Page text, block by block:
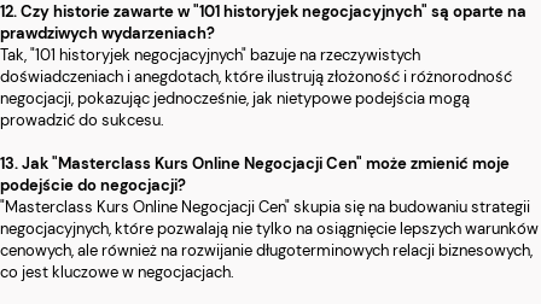
12. Czy historie zawarte w "101 historyjek negocjacyjnych" są oparte na
prawdziwych wydarzeniach?
Tak, "101 historyjek negocjacyjnych" bazuje na rzeczywistych
doświadczeniach i anegdotach, które ilustrują złożoność i różnorodność
negocjacji, pokazując jednocześnie, jak nietypowe podejścia mogą
prowadzić do sukcesu.
13. Jak "Masterclass Kurs Online Negocjacji Cen" może zmienić moje
podejście do negocjacji?
"Masterclass Kurs Online Negocjacji Cen" skupia się na budowaniu strategii
negocjacyjnych, które pozwalają nie tylko na osiągnięcie lepszych warunków
cenowych, ale również na rozwijanie długoterminowych relacji biznesowych,
co jest kluczowe w negocjacjach.